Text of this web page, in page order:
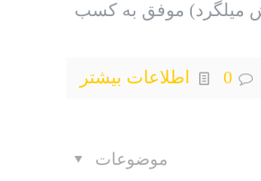
میلگرد) موفق به کسب
0 اطلاعات بیشتر
موضوعات